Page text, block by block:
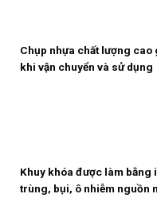
Chụp nhựa chất lượng cao
khi vận chuyển và sử dụng
Khuy khóa được làm bằng
trùng, bụi, ô nhiễm nguồn